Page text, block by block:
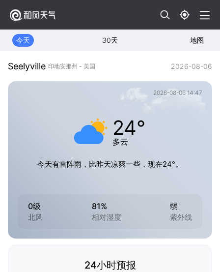
今天 30天 地图
Seelyville 印地安那州 - 美国 2026-08-06
2026-08-06 14:47
24°
多云
今天有雷阵雨，比昨天凉爽一些，现在24°。
0级
北风
81%
相对湿度
弱
紫外线
24小时预报